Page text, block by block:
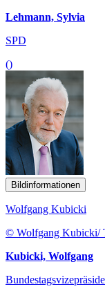
Lehmann, Sylvia
SPD
()
Bildinformationen
Wolfgang Kubicki
© Wolfgang Kubicki/
Kubicki, Wolfgang